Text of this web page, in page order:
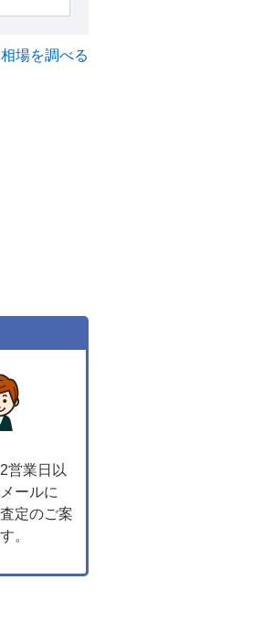
場を調べる
営業日以
ールに
定のご案
。